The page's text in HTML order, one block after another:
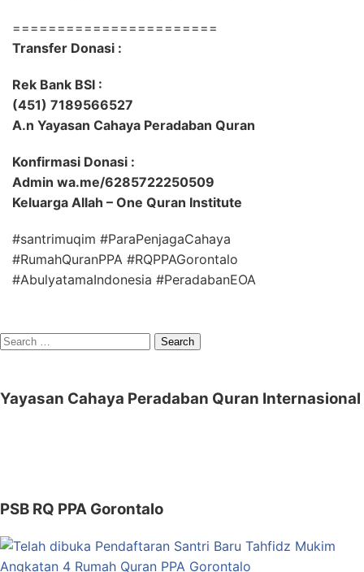
=======================
Transfer Donasi :
Rek Bank BSI :
(451) 7189566527
A.n Yayasan Cahaya Peradaban Quran
Konfirmasi Donasi :
Admin wa.me/6285722250509
Keluarga Allah – One Quran Institute
#santrimuqim #ParaPenjagaCahaya
#RumahQuranPPA #RQPPAGorontalo
#AbulyatamaIndonesia #PeradabanEOA
Search
Yayasan Cahaya Peradaban Quran Internasional
PSB RQ PPA Gorontalo